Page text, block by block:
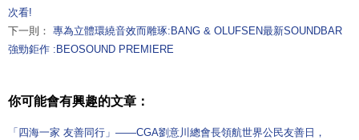
次看!
下一則： 專為立體環繞音效而雕琢:BANG & OLUFSEN最新SOUNDBAR
強勁鉅作 :BEOSOUND PREMIERE
你可能會有興趣的文章：
「四海一家 友善同行」——CGA劉意川總會長領航世界公民友善日，